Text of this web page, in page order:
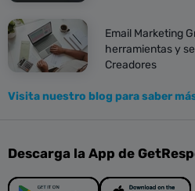
Email Marketing
herramientas y
Creadores
Visita nuestro blog para saber
Descarga la App de